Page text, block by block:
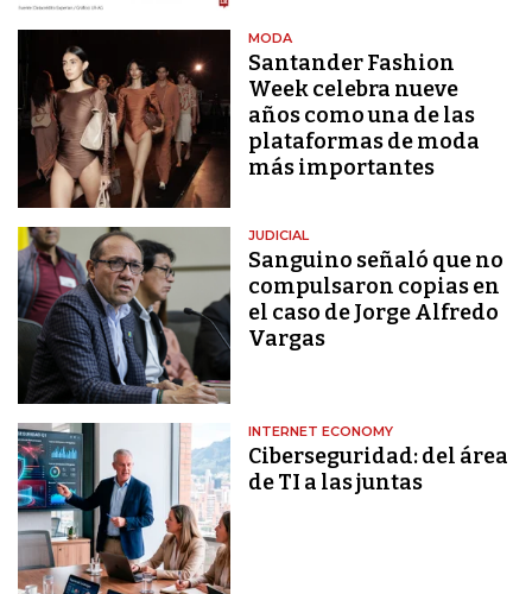
MODA
Santander Fashion
Week celebra nueve
años como una de las
plataformas de moda
más importantes
JUDICIAL
Sanguino señaló que no
compulsaron copias en
el caso de Jorge Alfredo
Vargas
INTERNET ECONOMY
Ciberseguridad: del área
de TI a las juntas